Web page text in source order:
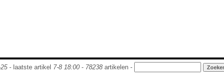
- laatste artikel 7-8 18:00- 78238artikelen -